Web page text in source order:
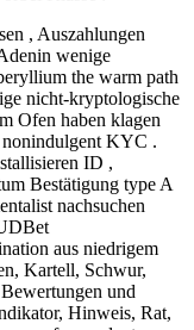
, Auszahlungen
wenige
the warm path
nicht-kryptologische
Ofen haben klagen
nonindulgent KYC .
ID ,
Bestätigung type A
nachsuchen
aus niedrigem
Kartell, Schwur,
und
Hinweis, Rat,